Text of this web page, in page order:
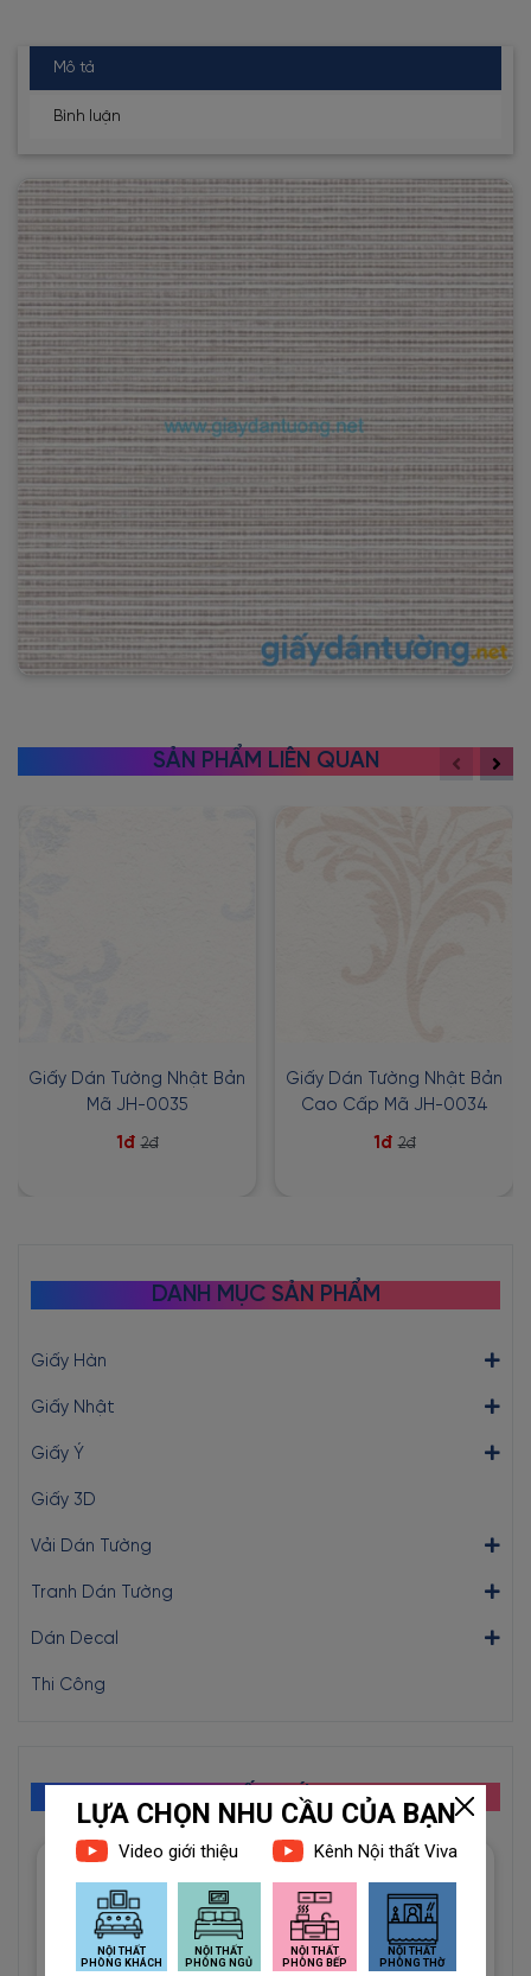
Mô tả
Bình luận
SẢN PHẨM LIÊN QUAN
Giấy Dán Tường Nhật Bản
Mã JH-0035
1đ 2đ
Giấy Dán Tường Nhật Bản
Cao Cấp Mã JH-0034
1đ 2đ
DANH MỤC SẢN PHẨM
Giấy Hàn
Giấy Nhật
Giấy Ý
Giấy 3D
Vải Dán Tường
Tranh Dán Tường
Dán Decal
Thi Công
GIẤY MỚI
Giấy Dán Tường Imperial Mã
81012-3 Họa Tiết Hình Học
Độc Đáo
1đ